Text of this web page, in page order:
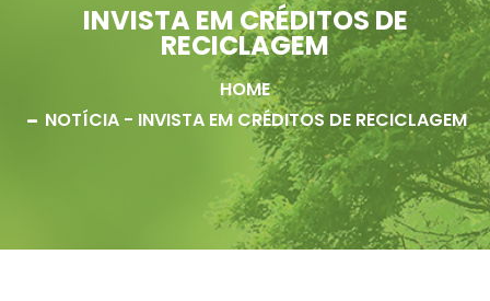
INVISTA EM CRÉDITOS DE
RECICLAGEM
HOME
NOTÍCIA- INVISTA EM CRÉDITOS DE RECICLAGEM